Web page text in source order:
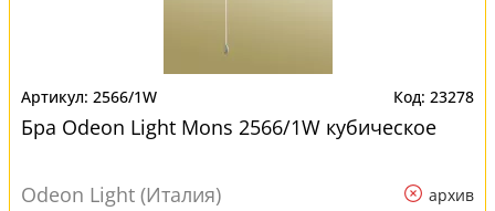
2566/1W 23278
Бра Odeon Light Mons 2566/1W кубическое
Odeon Light (Италия) архив